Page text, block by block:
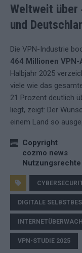
Weltweit über
und
Die VPN-Industrie
464 Millionen VPN-
Halbjahr 2025
viele wie das
21 Prozent deutlich
liegt, zeigt: Der
einem Land so
Copyright
cozmo news
DIGITALE
VPN-STUDIE 2025